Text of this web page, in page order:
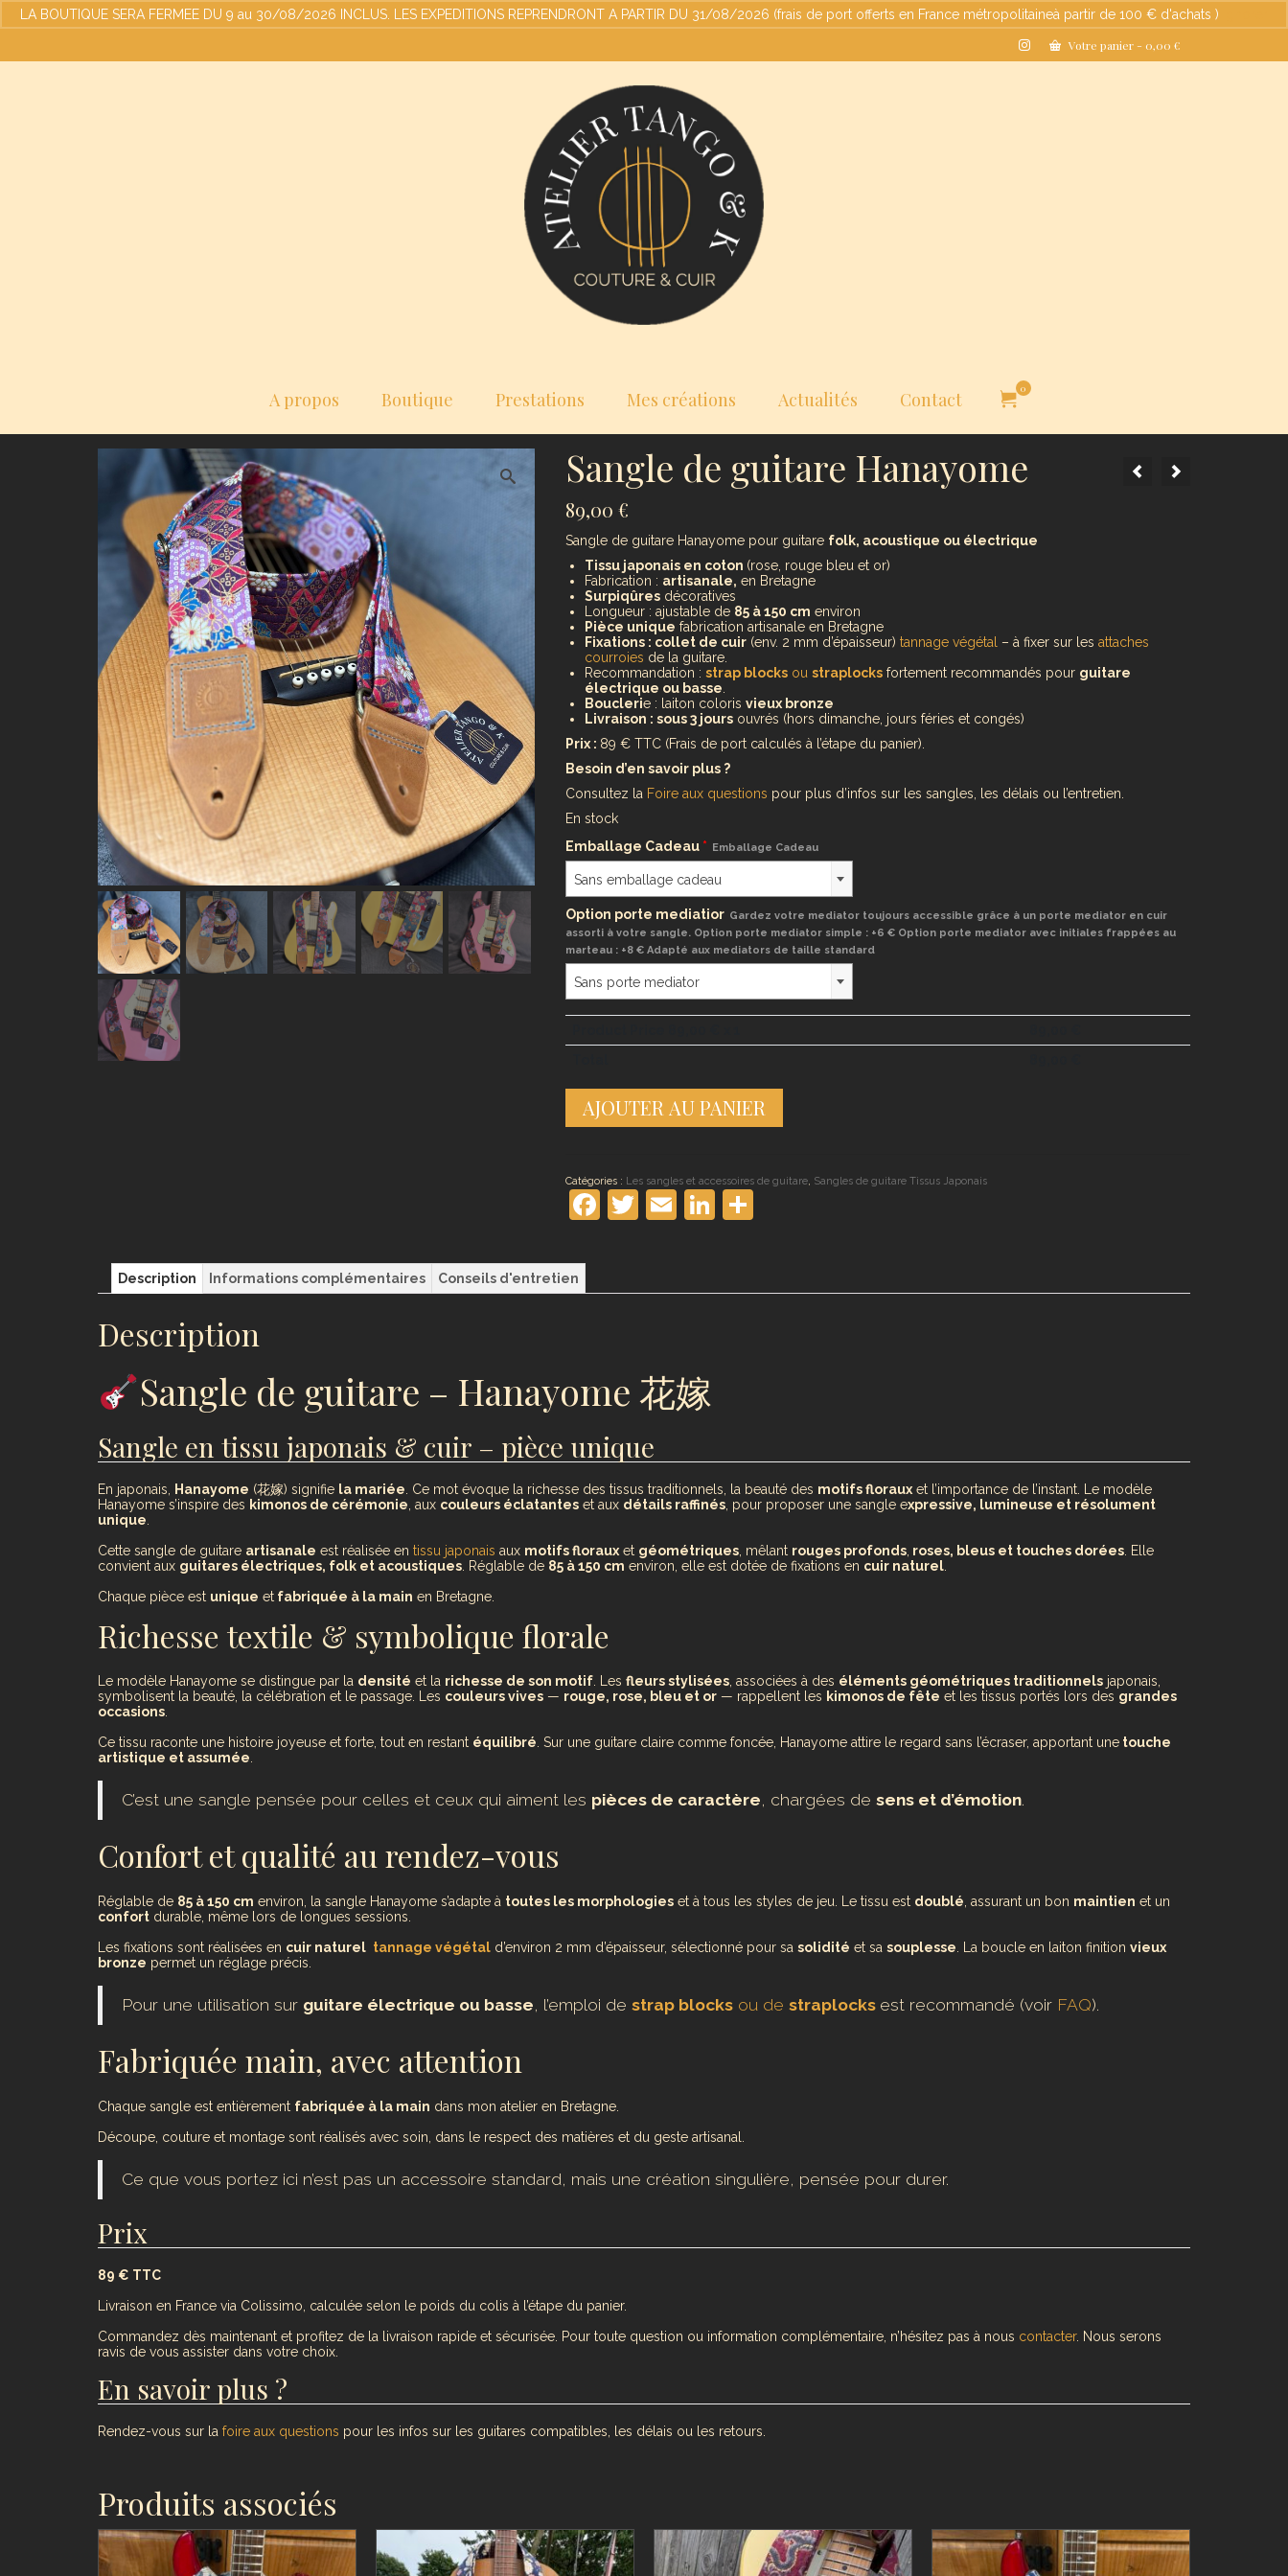
LA BOUTIQUE SERA FERMEE DU 9 au 30/08/2026 INCLUS. LES EXPEDITIONS REPRENDRONT A PARTIR DU 31/08/2026 (frais de port offerts en France métropolitaineà partir de 100 € d'achats )
Votre panier - 0,00 €
A propos Boutique Prestations Mes créations Actualités Contact 0
Sangle de guitare Hanayome
89,00 €
Sangle de guitare Hanayome pour guitare folk, acoustique ou électrique
Tissu japonais en coton (rose, rouge bleu et or)
Fabrication : artisanale, en Bretagne
Surpiqûresdécoratives
Longueur : ajustable de 85 à 150 cm environ
Pièce unique fabrication artisanale en Bretagne
Fixations : collet de cuir(env. 2 mm d’épaisseur) tannage végétal – à fixer sur les attaches
courroies de la guitare.
Recommandation : strap blocksou straplocksfortement recommandés pour guitare
électrique ou basse
Bouclerie : laiton coloris vieux bronze
Livraison : sous 3 joursouvrés (hors dimanche, jours féries et congés)
Prix : 89 € TTC (Frais de port calculés à l’étape du panier).
Besoin d’en savoir plus ?
Consultez la Foire aux questions pour plus d’infos sur les sangles, les délais ou l’entretien.
En stock
Emballage Cadeau* Emballage Cadeau
Sans emballage cadeau
Option porte mediatior Gardez votre mediator toujours accessible grâce à un porte mediator en cuir
assorti à votre sangle. Option porte mediator simple : +6 € Option porte mediator avec initiales frappées au
marteau : +8 € Adapté aux mediators de taille standard
Sans porte mediator
Sangle
AJOUTER AU PANIER
Catégories : Les sangles et accessoires de guitare, Sangles de guitare Tissus Japonais
Facebook
Twitter
EmailLinkedIn
Partager
Description Informations complémentaires Conseils d'entretien
Description
Sangle de guitare – Hanayome 花嫁
Sangle en tissu japonais & cuir – pièce unique
En japonais, Hanayome (花嫁) signifie la mariée . Ce mot évoque la richesse des tissus traditionnels, la beauté des motifs floraux et l’importance de l’instant. Le modèle
Hanayome s’inspire des kimonos de cérémonie , aux couleurs éclatantes et aux détails raffinés , pour proposer une sangle expressive, lumineuse et résolument
unique
Cette sangle de guitare artisanale est réalisée en tissu japonais aux motifs floraux et géométriques , mêlant rouges profonds roses, bleus et touches dorées . Elle
convient aux guitares électriques, folk et acoustiques . Réglable de 85 à 150 cm environ, elle est dotée de fixations en cuir naturel
Chaque pièce est unique et fabriquée à la main en Bretagne.
Richesse textile & symbolique florale
Le modèle Hanayome se distingue par la densité et la richesse de son motif. Les fleurs stylisées, associées à des éléments géométriques traditionnels japonais,
symbolisent la beauté, la célébration et le passage. Les couleurs vives — rouge, rose, bleu et or — rappellent les kimonos de fête et les tissus portés lors des grandes
occasions.
Ce tissu raconte une histoire joyeuse et forte, tout en restant équilibré. Sur une guitare claire comme foncée, Hanayome attire le regard sans l’écraser, apportant une touche
artistique et assumée.
C’est une sangle pensée pour celles et ceux qui aiment les pièces de caractère, chargées de sens et d’émotion.
Confort et qualité au rendez-vous
Réglable de 85 à 150 cm environ, la sangle Hanayome s’adapte à toutes les morphologies et à tous les styles de jeu. Le tissu est doublé , assurant un bon maintien et un
confort durable, même lors de longues sessions.
Les fixations sont réalisées en cuir naturel tannage végétal d’environ 2 mm d’épaisseur, sélectionné pour sa solidité et sa souplesse . La boucle en laiton finition vieux
bronze permet un réglage précis.
Pour une utilisation sur guitare électrique ou basse, l’emploi de strap blocks ou de straplocks est recommandé (voir FAQ).
Fabriquée main, avec attention
Chaque sangle est entièrement fabriquée à la main dans mon atelier en Bretagne.
Découpe, couture et montage sont réalisés avec soin, dans le respect des matières et du geste artisanal.
Ce que vous portez ici n’est pas un accessoire standard, mais une création singulière, pensée pour durer.
Prix
89 € TTC
Livraison en France via Colissimo, calculée selon le poids du colis à l’étape du panier.
Commandez dès maintenant et profitez de la livraison rapide et sécurisée. Pour toute question ou information complémentaire, n’hésitez pas à nous contacter. Nous serons
ravis de vous assister dans votre choix.
En savoir plus ?
Rendez-vous sur la foire aux questions pour les infos sur les guitares compatibles, les délais ou les retours.
Produits associés